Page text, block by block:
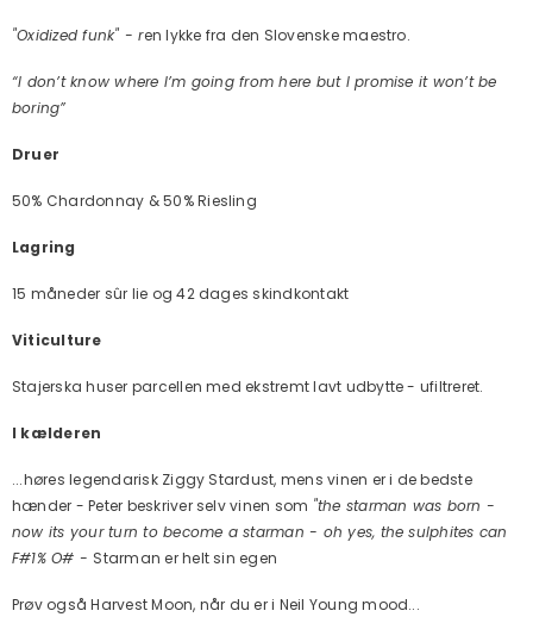
"Oxidized funk" - ren lykke fra den Slovenske maestro.
“I don’t know where I’m going from here but I promise it won’t be
boring”
Druer
50% Chardonnay & 50% Riesling
Lagring
15 måneder sûr lie og 42 dages skindkontakt
Viticulture
Stajerska huser parcellen med ekstremt lavt udbytte - ufiltreret.
I kælderen
...høres legendarisk Ziggy Stardust, mens vinen er i de bedste
hænder - Peter beskriver selv vinen som "the starman was born -
now its your turn to become a starman - oh yes, the sulphites can
F#1% O# - Starman er helt sin egen
Prøv også Harvest Moon, når du er i Neil Young mood...